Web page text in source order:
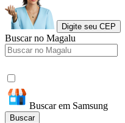
Digite seu CEP
Buscar no Magalu
Buscar em Samsung
Buscar